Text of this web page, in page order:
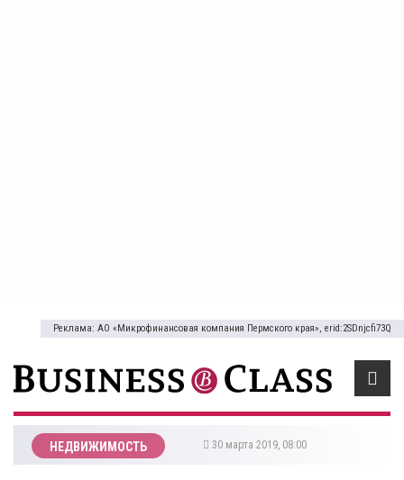
Реклама: АО «Микрофинансовая компания Пермского края», erid:2SDnjcfi73Q
НЕДВИЖИМОСТЬ 30 марта 2019, 08:00